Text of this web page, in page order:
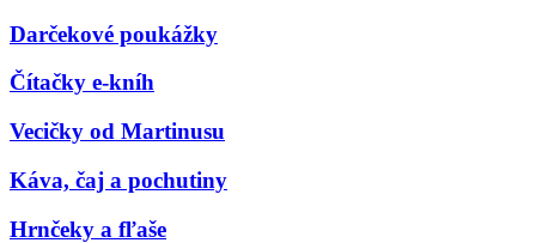
Darčekové poukážky
Čítačky e-kníh
Vecičky od Martinusu
Káva, čaj a pochutiny
Hrnčeky a fľaše